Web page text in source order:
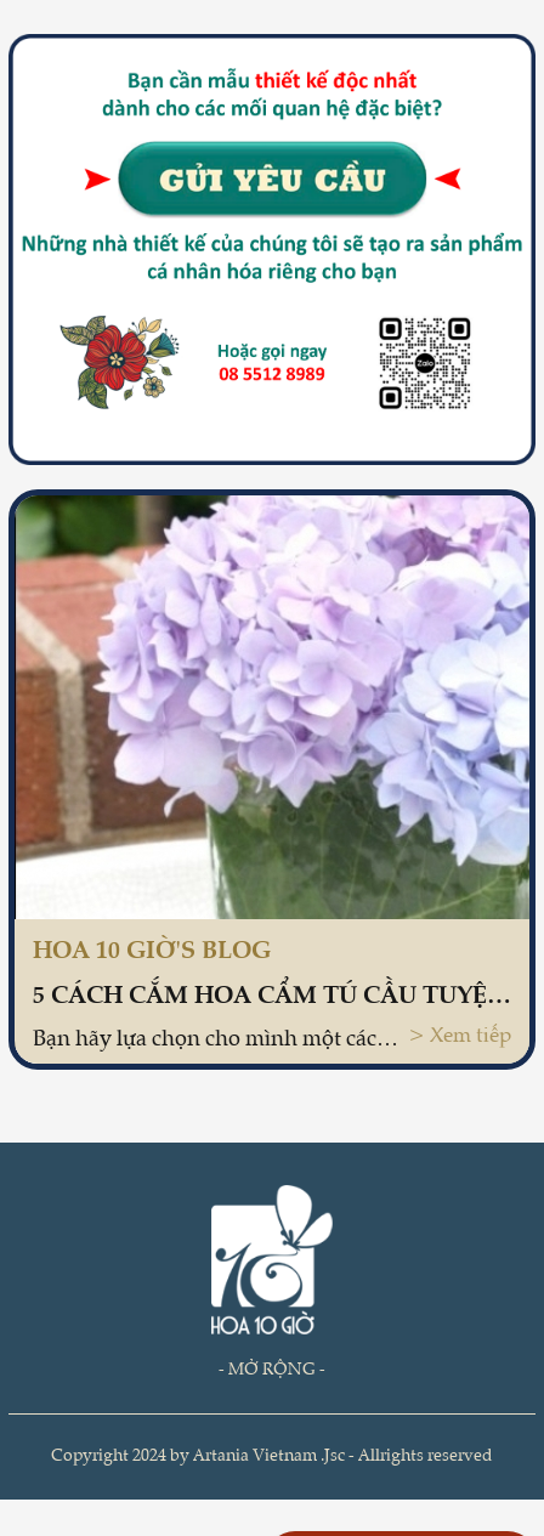
HOA 10 GIỜ'S BLOG
5 CÁCH CẮM HOA CẨM TÚ CẦU TUYỆT ĐẸP VÀ SÁNG TẠO
Bạn hãy lựa chọn cho mình một cách cắm hoa cẩm tú cầu phù hợp với tâm tư, tình cảm của bạn và phong cách nội thất của chính ngôi nhà yêu dấu nữa nhé! > Xem tiếp
- MỞ RỘNG -
Copyright 2024 by Artania Vietnam .Jsc - Allrights reserved